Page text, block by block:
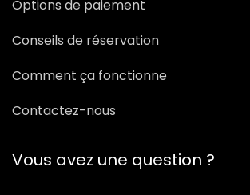
Options de paiement
Conseils de réservation
Comment ça fonctionne
Contactez-nous
Vous avez une question ?